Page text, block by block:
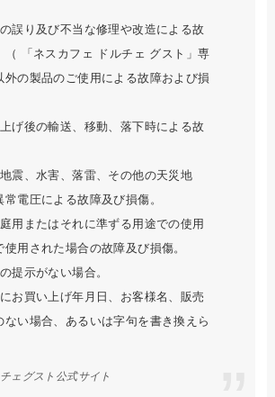
の誤り及び不当な修理や改造による故
（ 「ネスカフェ ドルチェ グスト」専
外の製品のご使用による故障および損
上げ後の輸送、移動、落下時による故
地震、水害、落雷、その他の天災地
電圧による故障及び損傷。
庭用またはそれに準ずる用途での使用
使用された場合の故障及び損傷。
提示がない場合。
にお買い上げ年月日、お客様名、販売
ない場合、あるいは字句を書き換えら
ェグスト公式サイト